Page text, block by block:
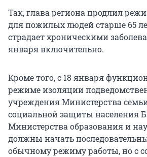
Так, глава региона продлил
для пожилых людей старше 65
страдает хроническими
января включительно.
Кроме того, с 18 января
режиме изоляции
учреждения Министерства
социальной защиты населения
Министерства образования и
должны начать
обычному режиму работы, но с